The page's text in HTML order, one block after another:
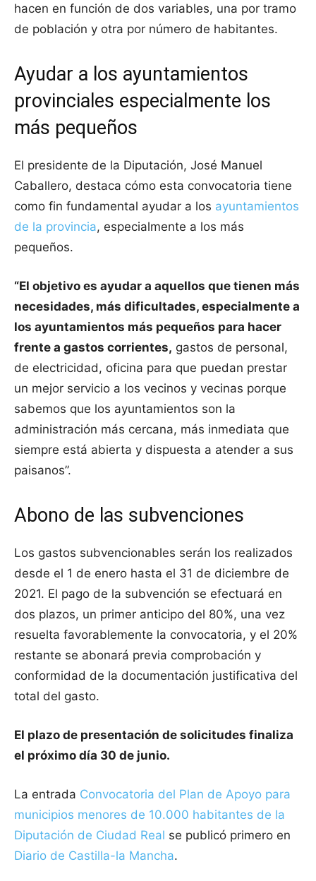
hacen en función de dos variables, una por tramo
de población y otra por número de habitantes.
Ayudar a los ayuntamientos
provinciales especialmente los
más pequeños
El presidente de la Diputación, José Manuel
Caballero, destaca cómo esta convocatoria tiene
como fin fundamental ayudar a los ayuntamientos
de la provincia, especialmente a los más
pequeños.
“El objetivo es ayudar a aquellos que tienen más
necesidades, más dificultades, especialmente a
los ayuntamientos más pequeños para hacer
frente a gastos corrientes, gastos de personal,
de electricidad, oficina para que puedan prestar
un mejor servicio a los vecinos y vecinas porque
sabemos que los ayuntamientos son la
administración más cercana, más inmediata que
siempre está abierta y dispuesta a atender a sus
paisanos”.
Abono de las subvenciones
Los gastos subvencionables serán los realizados
desde el 1 de enero hasta el 31 de diciembre de
2021. El pago de la subvención se efectuará en
dos plazos, un primer anticipo del 80%, una vez
resuelta favorablemente la convocatoria, y el 20%
restante se abonará previa comprobación y
conformidad de la documentación justificativa del
total del gasto.
El plazo de presentación de solicitudes finaliza
el próximo día 30 de junio.
La entrada Convocatoria del Plan de Apoyo para
municipios menores de 10.000 habitantes de la
Diputación de Ciudad Real se publicó primero en
Diario de Castilla-la Mancha.